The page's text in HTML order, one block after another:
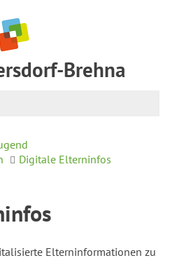
Brehna
Digitale Elterninfos
Elterninformationen zu